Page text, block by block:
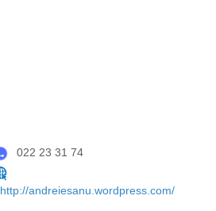
022 23 31 74
http://andreiesanu.wordpress.com/